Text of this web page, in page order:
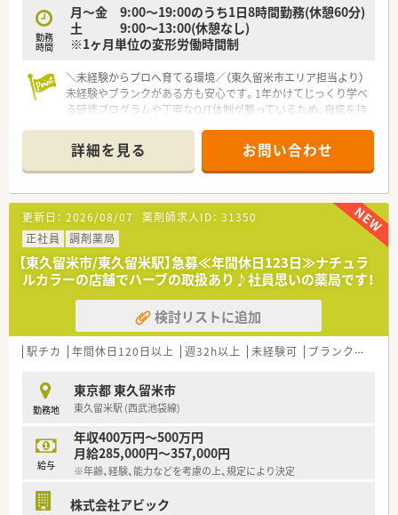
■平均残業時間は月8時間から9時間程度で、会社として15時間
未満に収まるよう管理されています。
■外部の他業種・多職種が参加する研修（年1回3万円前後）も会
勤務
時間
月～金 9:00～19:00のうち1日8時間勤務(休憩60分)
土 9:00～13:00(休憩なし)
※1ヶ月単位の変形労働時間制
＼未経験からプロへ育てる環境／（東久留米市エリア担当より）
未経験やブランクがある方も安心です。1年かけてじっくり学べ
る研修プログラムや丁寧なOJT体制が整っているため、自信を持
＊------------------------------------------＊
【店舗情報と応需状況について】
■最寄り駅の東久留米駅からバスで5分ほどの場所に位置してお
り、毎日の通勤にも非常に便利な調剤薬局です。
■主に内科や耳鼻科、循環器科などの処方箋を1日あたり50枚か
ら70枚ほど応需しており、専門知識が深まります。
■店舗には薬剤師が3名体制で勤務しており、ゆとりを持って患
者様一人ひとりと丁寧に向き合える環境です。
【募集背景と求める人物像について】
■今後のさらなる体制強化を見据えた定期採用を行っており、正
社員として新しく活躍してくれる仲間を求めています。
■何よりもお人柄や協調性を重視しており、周囲のスタッフと良
■チームワークを大切にしながら、将来的に管理薬剤師や上層部
を目指して長く勤務していただける方に最適です。
【こんな方にオススメ】
■ワークライフバランスを重視しており、プライベートの時間や
家族との生活も大切にしたい方にオススメです。
■充実した研修制度や現場での手厚いOJTがあるため、未経験か
■安定した経営基盤のもとで腰を据えて長く働き、地域医療に深
詳細を見る お問い合わせ
更新日： 2026/08/07 薬剤師求人ID： 31350
正社員
調剤薬局
【東久留米市/東久留米駅】急募≪年間休日123日≫ナチュラ
ルカラーの店舗でハーブの取扱あり♪社員思いの薬局です！
検討リストに追加
駅チカ 年間休日120日以上 週32h以上 未経験可 ブランク可
勤務地
東京都 東久留米市
東久留米駅 (西武池袋線)
給与
年収400万円～500万円
月給285,000円～357,000円
※年齢、経験、能力などを考慮の上、規定により決定
株式会社アビック